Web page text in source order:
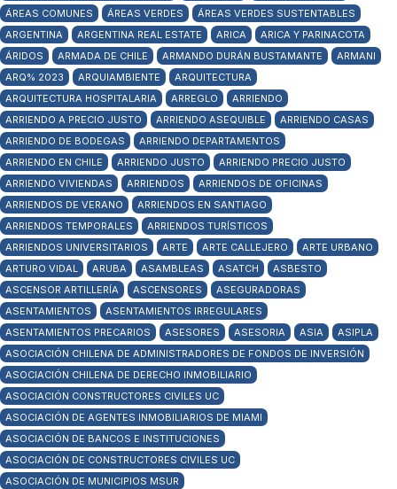
ÁREAS COMUNES
ÁREAS VERDES
ÁREAS VERDES SUSTENTABLES
ARGENTINA
ARGENTINA REAL ESTATE ARICA
ARICA Y PARINACOTA
ÁRIDOS
ARMADA DE CHILE ARMANDO DURÁN BUSTAMANTE
ARMANI
ARQ% 2023
ARQUIAMBIENTE
ARQUITECTURA
ARQUITECTURA HOSPITALARIA
ARREGLO
ARRIENDO
ARRIENDO A PRECIO JUSTO
ARRIENDO ASEQUIBLE
ARRIENDO CASAS
ARRIENDO DE BODEGAS
ARRIENDO DEPARTAMENTOS
ARRIENDO EN CHILE
ARRIENDO JUSTO
ARRIENDO PRECIO JUSTO
ARRIENDO VIVIENDAS
ARRIENDOS
ARRIENDOS DE OFICINAS
ARRIENDOS DE VERANO
ARRIENDOS EN SANTIAGO
ARRIENDOS TEMPORALES
ARRIENDOS TURÍSTICOS
ARRIENDOS UNIVERSITARIOS
ARTE ARTE CALLEJERO
ARTE URBANO
ARTURO VIDAL
ARUBA ASAMBLEAS ASATCH
ASBESTO
ASCENSOR ARTILLERÍA
ASCENSORES
ASEGURADORAS
ASENTAMIENTOS
ASENTAMIENTOS IRREGULARES
ASENTAMIENTOS PRECARIOS
ASESORES ASESORIA ASIA
ASIPLA
ASOCIACIÓN CHILENA DE ADMINISTRADORES DE FONDOS DE INVERSIÓN
ASOCIACIÓN CHILENA DE DERECHO INMOBILIARIO
ASOCIACIÓN CONSTRUCTORES CIVILES UC
ASOCIACIÓN DE AGENTES INMOBILIARIOS DE MIAMI
ASOCIACIÓN DE BANCOS E INSTITUCIONES
ASOCIACIÓN DE CONSTRUCTORES CIVILES UC
ASOCIACIÓN DE MUNICIPIOS MSUR